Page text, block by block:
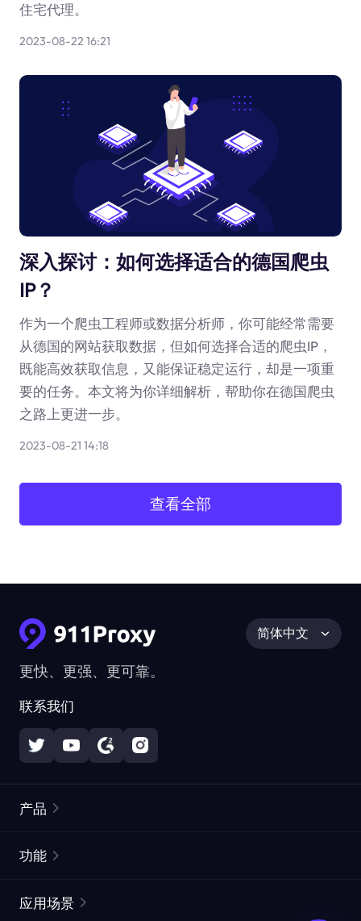
住宅代理。
2023-08-22 16:21
深入探讨：如何选择适合的德国爬虫
IP？
作为一个爬虫工程师或数据分析师，你可能经常需要
从德国的网站获取数据，但如何选择合适的爬虫IP，
既能高效获取信息，又能保证稳定运行，却是一项重
要的任务。本文将为你详细解析，帮助你在德国爬虫
之路上更进一步。
2023-08-21 14:18
查看全部
更快、更强、更可靠。
联系我们
简体中文
产品
静态住宅代理
功能
应用场景